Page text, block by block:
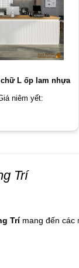
L ốp lam nhựa
niêm yết:
Trí
Trímang đến các